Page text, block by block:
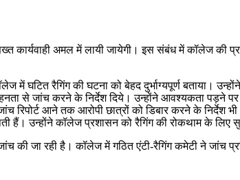
अमल में लायी जायेगी। इस संबंध में कॉलेज की
में घटित रैगिंग की घटना को बेहद दुर्भाग्यपूर्ण बताया।
से जांच करने के निर्देश दिये। उन्होंने आवश्यकता पड़ने
रिपोर्ट आने तक आरोपी छात्रों को डिबार करने के निर्देश
हैं। उन्होंने कॉलेज प्रशासन को रैगिंग की रोकथाम के
की जा रही है। कॉलेज में गठित एंटी-रैगिंग कमेटी ने जांच